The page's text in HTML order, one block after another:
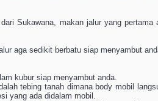
Sukawana, makan jalur yang
aga sedikit berbatu siap menyambut
kubur siap menyambut anda.
tebing tanah dimana body mobil
yang ada didalam mobil.